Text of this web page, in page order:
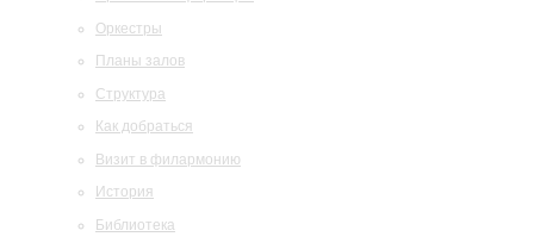
Оркестры
Планы залов
Структура
Как добраться
Визит в филармонию
История
Библиотека